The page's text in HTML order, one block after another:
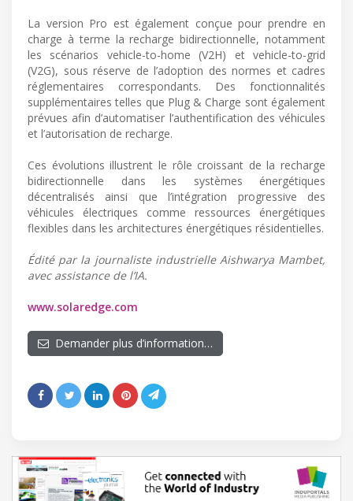
La version Pro est également conçue pour prendre en
charge à terme la recharge bidirectionnelle, notamment
les scénarios vehicle-to-home (V2H) et vehicle-to-grid
(V2G), sous réserve de l’adoption des normes et cadres
réglementaires correspondants. Des fonctionnalités
supplémentaires telles que Plug & Charge sont également
prévues afin d’automatiser l’authentification des véhicules
et l’autorisation de recharge.
Ces évolutions illustrent le rôle croissant de la recharge
bidirectionnelle dans les systèmes énergétiques
décentralisés ainsi que l’intégration progressive des
véhicules électriques comme ressources énergétiques
flexibles dans les architectures énergétiques résidentielles.
Édité par la journaliste industrielle Aishwarya Mambet,
avec assistance de l’IA.
www.solaredge.com
Demander plus d’information…